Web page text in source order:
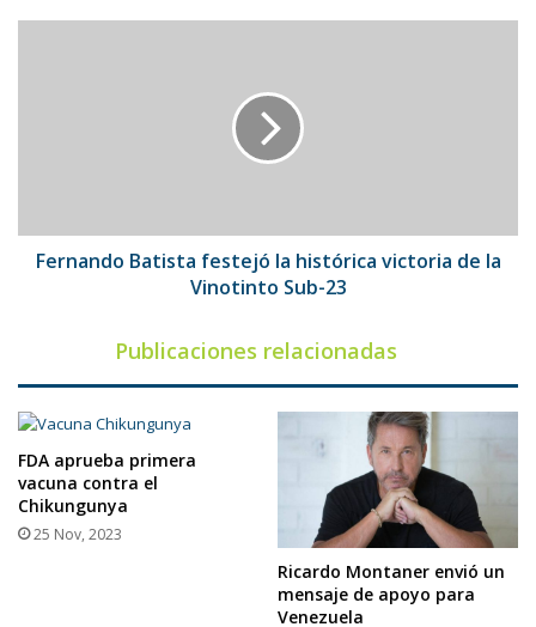
Vinotinto
Sub-Fernando Batista festejó la histórica victoria de la
Vinotinto Sub-23
Publicaciones relacionadas
FDA aprueba primera
vacuna contra el
Chikungunya
25 Nov, 2023
Ricardo Montaner envió un
mensaje de apoyo para
Venezuela